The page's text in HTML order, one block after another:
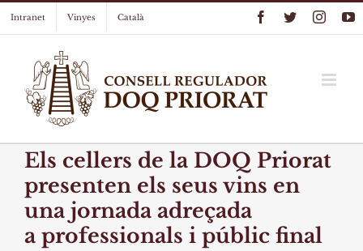
Intranet Vinyes Català Facebook
Twitter
Els cellers de la DOQ Priorat
presenten els seus vins en
una jornada adreçada
a professionals i públic final